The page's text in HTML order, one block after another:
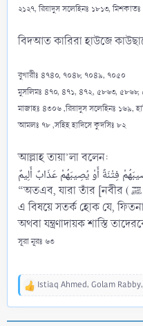
২১২৭, রিয়াদুস সলেহিনঃ ১৮১৩,
বিদআত কারিরা হাউজে
বুখারীঃ ৪৭৪০, ৭০৪৮, ৭০৪৯, ৭০৫০
মুসলিমঃ ৪৭০, ৪৭১, ৪৭২, ৫৮৬৩, ৫৮৬৮,
মাজাহঃ ৪৩০৬ ,রিয়াদুস সলেহিনঃ ১৬৯,
আমলঃ ৭৮ ,সহিহ হাদিসে কুদসিঃ ৮২
আল্লাহ তায়া’লা বলেন:
فِتْنَةٌ أَوْ يُصِيبَهُمْ عَذَابٌ أَلِيمٌ
“অতএব, যারা তাঁর [নবীর (ﷺ)] আদেশের বিরুদ্ধাচরণ করে, তারা
এ বিষয়ে সতর্ক হোক যে,
অথবা যন্ত্রণাদায়ক শাস্তি
সূরা নূরঃ ৬৩
R
Istiaq Ahmed, Golam Rabby,